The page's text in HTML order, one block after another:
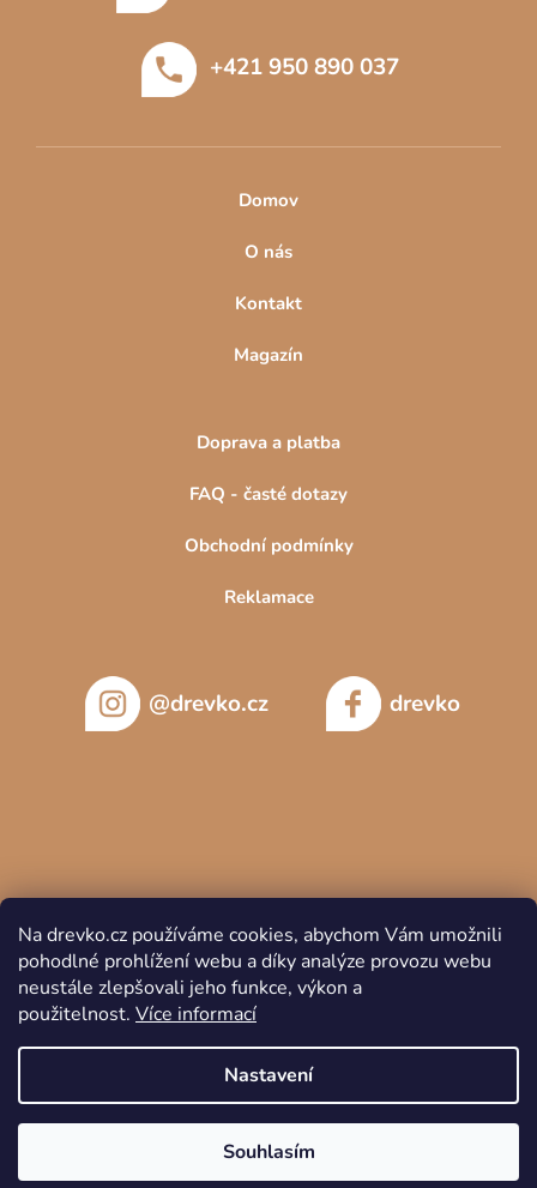
Na drevko.cz používáme cookies, abychom Vám umožnili
pohodlné prohlížení webu a díky analýze provozu webu
neustále zlepšovali jeho funkce, výkon a
použitelnost. Více informací
Nastavení
Souhlasím
+421 950 890 037
Domov
O nás
Kontakt
Magazín
Doprava a platba
FAQ - časté dotazy
Obchodní podmínky
Reklamace
@drevko.cz drevko
Vytvořil Shoptet